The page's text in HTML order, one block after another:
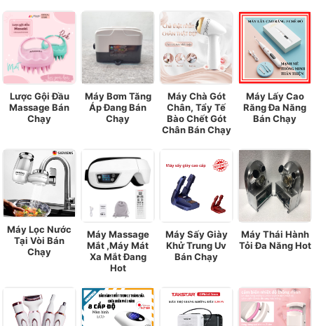
Lược Gội Đầu
Massage Bán
Chạy
Máy Bơm Tăng
Áp Đang Bán
Chạy
Máy Chà Gót
Chân, Tẩy Tế
Bào Chết Gót
Chân Bán Chạy
Máy Lấy Cao
Răng Đa Năng
Bán Chạy
Máy Lọc Nước
Tại Vòi Bán
Chạy
Máy Massage
Mắt ,Máy Mát
Xa Mắt Đang
Hot
Máy Sấy Giày
Khử Trung Uv
Bán Chạy
Máy Thái Hành
Tỏi Đa Năng Hot